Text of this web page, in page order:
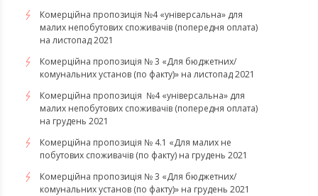
Комерційна пропозиція №4 «універсальна» для
малих непобутових споживачів (попередня оплата)
на листопад 2021
Комерційна пропозиція № 3 «Для бюджетних/
комунальних установ (по факту)» на листопад 2021
Комерційна пропозиція №4 «універсальна» для
малих непобутових споживачів (попередня оплата)
на грудень 2021
Комерційна пропозиція № 4.1 «Для малих не
побутових споживачів (по факту) на грудень 2021
Комерційна пропозиція № 3 «Для бюджетних/
комунальних установ (по факту)» на грудень 2021